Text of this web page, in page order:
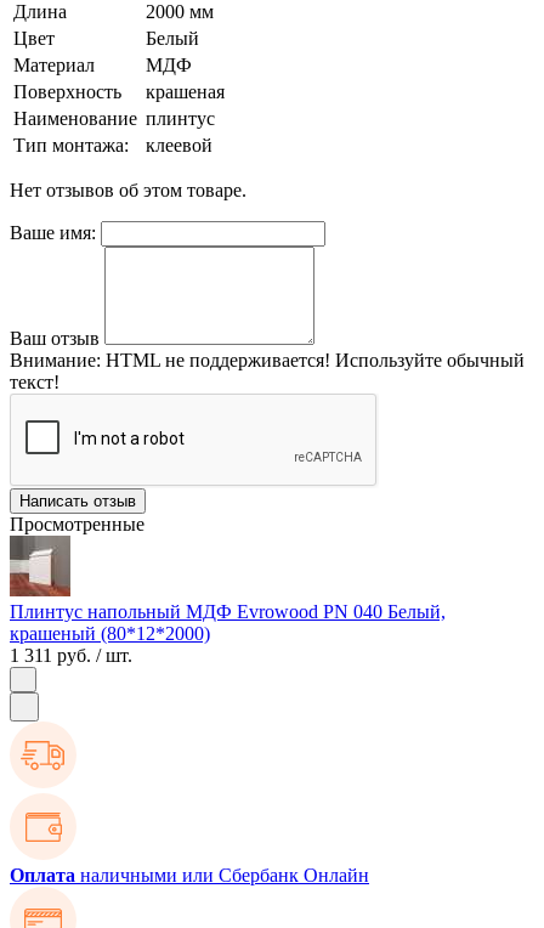
Длина
2000 мм
Цвет
Белый
Материал
МДФ
Поверхность
крашеная
Наименование плинтус
Тип монтажа:
клеевой
Нет отзывов об этом товаре.
Ваше имя:
Ваш отзыв
Внимание: HTML не поддерживается! Используйте обычный
текст!
Написать отзыв
Просмотренные
Плинтус напольный МДФ Evrowood PN 040 Белый,
крашеный (80*12*2000)
1 311 руб. / шт.
Оплата наличными или Сбербанк Онлайн